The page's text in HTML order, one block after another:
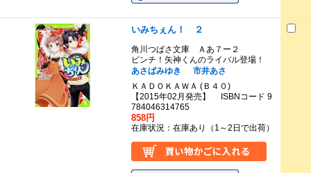
いみちぇん！ ２
角川つばさ文庫 Ａあ７ー２
ピンチ！矢神くんのライバル登場！
あさばみゆき
市井あさ
ＫＡＤＯＫＡＷＡ (Ｂ４０)
【2015年02月発売】 ISBNコード 9
784046314765
858円
在庫状況：在庫あり（1～2日で出荷）